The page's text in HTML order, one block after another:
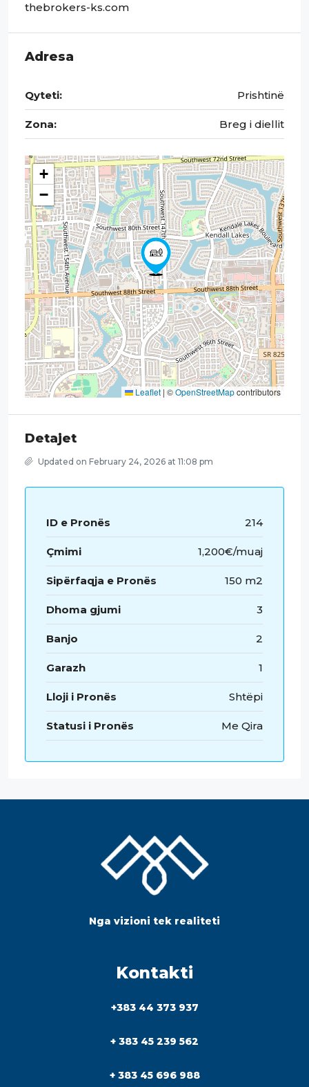
thebrokers-ks.com
Adresa
Qyteti: Prishtinë
Zona: Breg i diellit
+
−
Leaflet | ©OpenStreetMapcontributors
Detajet
Updated on February 24, 2026 at 11:08 pm
ID e Pronës 214
Çmimi 1,200€/muaj
Sipërfaqja e Pronës 150 m2
Dhoma gjumi 3
Banjo 2
Garazh 1
Lloji i Pronës Shtëpi
Statusi i Pronës Me Qira
Nga vizioni tek realiteti
Kontakti
+383 44 373 937
+ 383 45 239 562
+ 383 45 696 988